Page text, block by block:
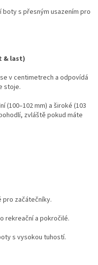
boty s přesným usazením pro
& last)
v centimetrech a odpovídá
stoje.
(100–102 mm) a široké (103
zvláště pokud máte
pro začátečníky.
rekreační a pokročilé.
s vysokou tuhostí.